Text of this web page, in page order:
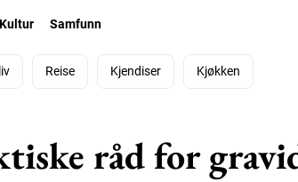
Kultur Samfunn
Reise Kjendiser Kjøkken
råd for